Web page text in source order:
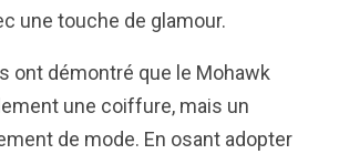
une touche de glamour.
ont démontré que le Mohawk
une coiffure, mais un
de mode. En osant adopter